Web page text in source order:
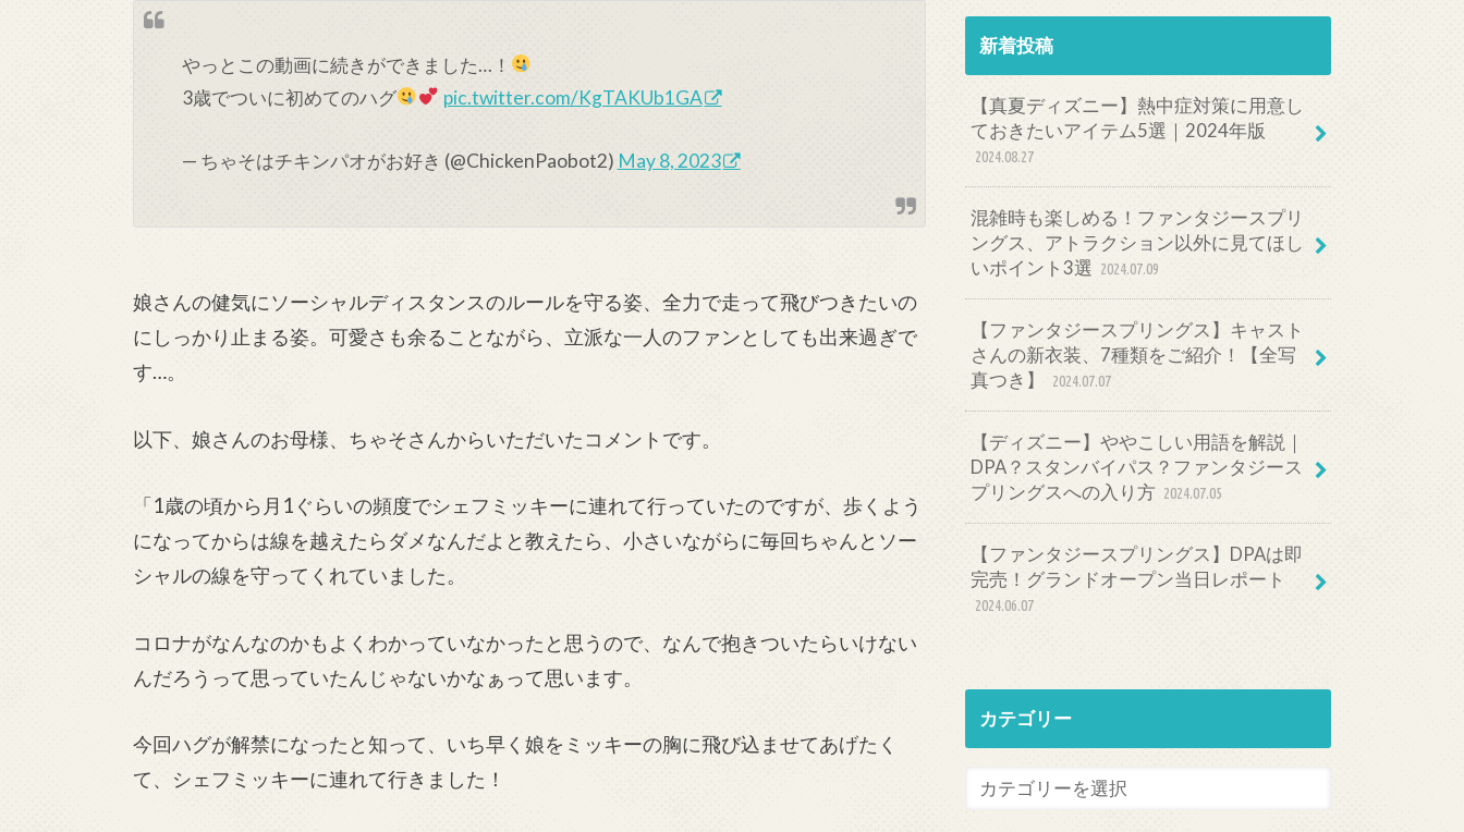
やっとこの動画に続きができました…！
3歳でついに初めてのハグ
pic.twitter.com/KgTAKUb1GA
— ちゃそはチキンパオがお好き (@ChickenPaobot2) May 8, 2023
娘さんの健気にソーシャルディスタンスのルールを守る姿、全力で走って飛びつきたいの
にしっかり止まる姿。可愛さも余ることながら、立派な一人のファンとしても出来過ぎで
す…。
以下、娘さんのお母様、ちゃそさんからいただいたコメントです。
「1歳の頃から月1ぐらいの頻度でシェフミッキーに連れて行っていたのですが、歩くよう
になってからは線を越えたらダメなんだよと教えたら、小さいながらに毎回ちゃんとソー
シャルの線を守ってくれていました。
コロナがなんなのかもよくわかっていなかったと思うので、なんで抱きついたらいけない
んだろうって思っていたんじゃないかなぁって思います。
今回ハグが解禁になったと知って、いち早く娘をミッキーの胸に飛び込ませてあげたく
て、シェフミッキーに連れて行きました！
新着投稿
【真夏ディズニー】熱中症対策に用意し
ておきたいアイテム5選｜2024年版
2024.08.27
混雑時も楽しめる！ファンタジースプリ
ングス、アトラクション以外に見てほし
いポイント3選 2024.07.09
【ファンタジースプリングス】キャスト
さんの新衣装、7種類をご紹介！【全写
真つき】
2024.07.07
【ディズニー】ややこしい用語を解説｜
DPA？スタンバイパス？ファンタジース
プリングスへの入り方 2024.07.05
【ファンタジースプリングス】DPAは即
完売！グランドオープン当日レポート
2024.06.07
カテゴリー